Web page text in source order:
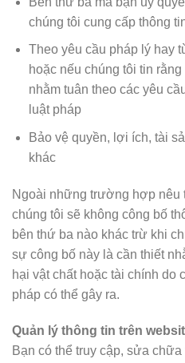
chúng tôi cung cấp thông
Theo yêu cầu pháp lý hay
hoặc nếu chúng tôi tin
nhằm tuân theo các yêu
luật pháp
Bảo vệ quyền, lợi ích, tài
khác
Ngoài những trường hợp nêu
chúng tôi sẽ không công bố
bên thứ ba nào khác trừ khi
sự công bố này là cần thiết
hại vật chất hoặc tài chính do
pháp có thể gây ra.
Quản lý thông tin trên
Bạn có thể truy cập, sửa